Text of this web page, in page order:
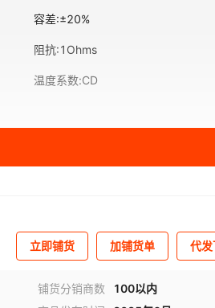
容差:±20%
阻抗:1Ohms
温度系数:CD
立即铺货 加铺货单 代
铺货分销商数
100以内